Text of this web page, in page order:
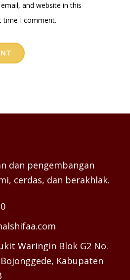
and website in this
time I comment.
dan pengembangan
cerdas, dan berakhlak.
Waringin Blok G2 No.
Kabupaten